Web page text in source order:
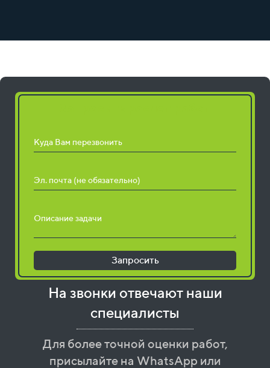
Куда Вам перезвонить
Эл. почта (не обязательно)
Описание задачи
Запросить
На звонки отвечают наши
специалисты
Для более точной оценки работ,
присылайте на WhatsApp или